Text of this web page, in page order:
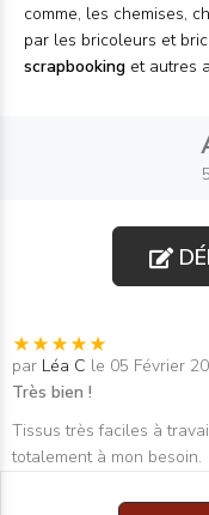
comme, les chemises,
par les bricoleurs et
scrapbooking et autres
par Léa C le 05 Février
Très bien !
Tissus très faciles à
totalement à mon besoin.